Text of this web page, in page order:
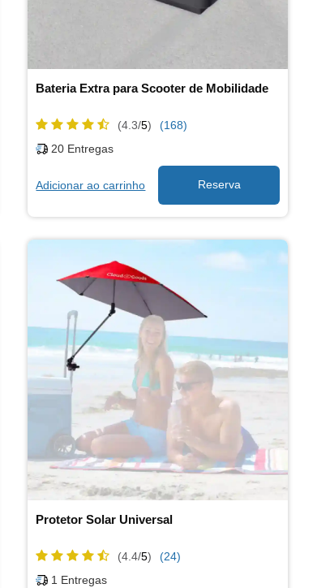
Bateria Extra para Scooter de Mobilidade
(4.3/5)
(168)
20 Entregas
Adicionar ao carrinho
Protetor Solar Universal
(4.4/5)
(24)
1 Entregas